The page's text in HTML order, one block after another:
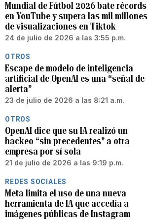
Mundial de Fútbol 2026 bate récords
en YouTube y supera las mil millones
de visualizaciones en Tiktok
24 de julio de 2026 a las 3:55 p.m.
OTROS
Escape de modelo de inteligencia
artificial de OpenAI es una “señal de
alerta”
23 de julio de 2026 a las 8:21 a.m.
OTROS
OpenAI dice que su IA realizó un
hackeo “sin precedentes” a otra
empresa por sí sola
21 de julio de 2026 a las 9:19 p.m.
REDES SOCIALES
Meta limita el uso de una nueva
herramienta de IA que accedía a
imágenes públicas de Instagram